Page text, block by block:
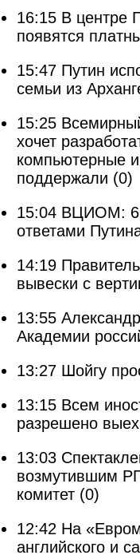
16:15 В центре
появятся
15:47 Путин
семьи из
15:25
хочет
компьютерные
поддержали (0)
15:04 ВЦИОМ:
ответами
14:19
вывески с
13:55
Академии
13:27 Шойгу
13:15 Всем
разрешено
13:03
возмутившим
комитет (0)
12:42 На
английского и